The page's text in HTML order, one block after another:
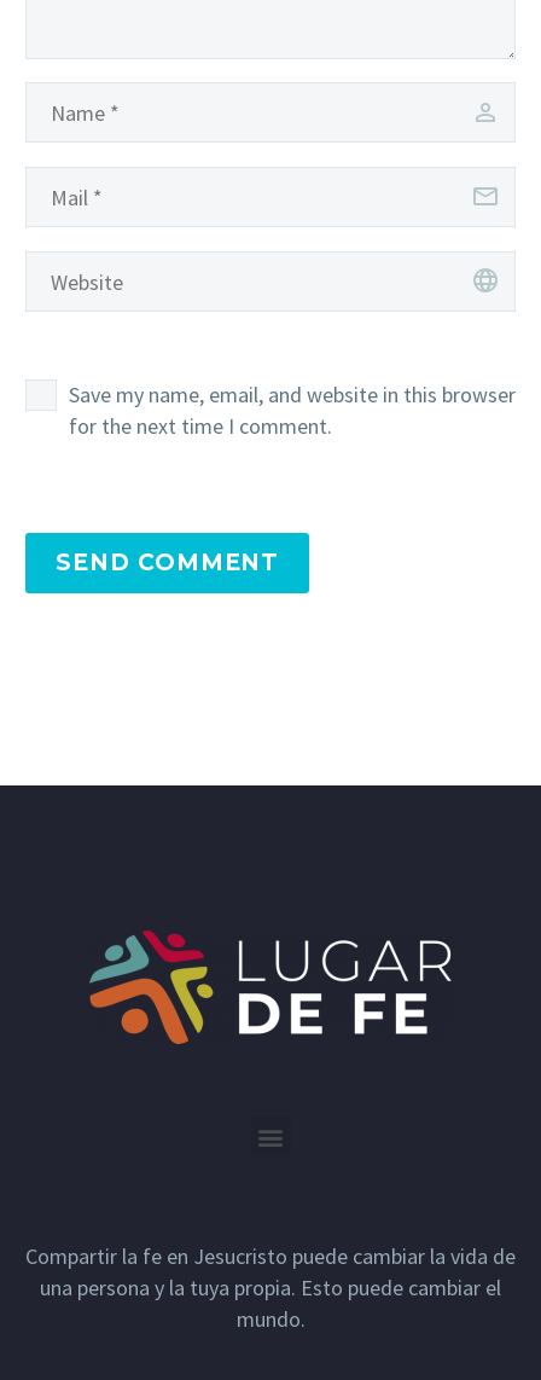
Save my name, email, and website in this browser
for the next time I comment.
SEND COMMENT
Compartir la fe en Jesucristo puede cambiar la vida de
una persona y la tuya propia. Esto puede cambiar el
mundo.